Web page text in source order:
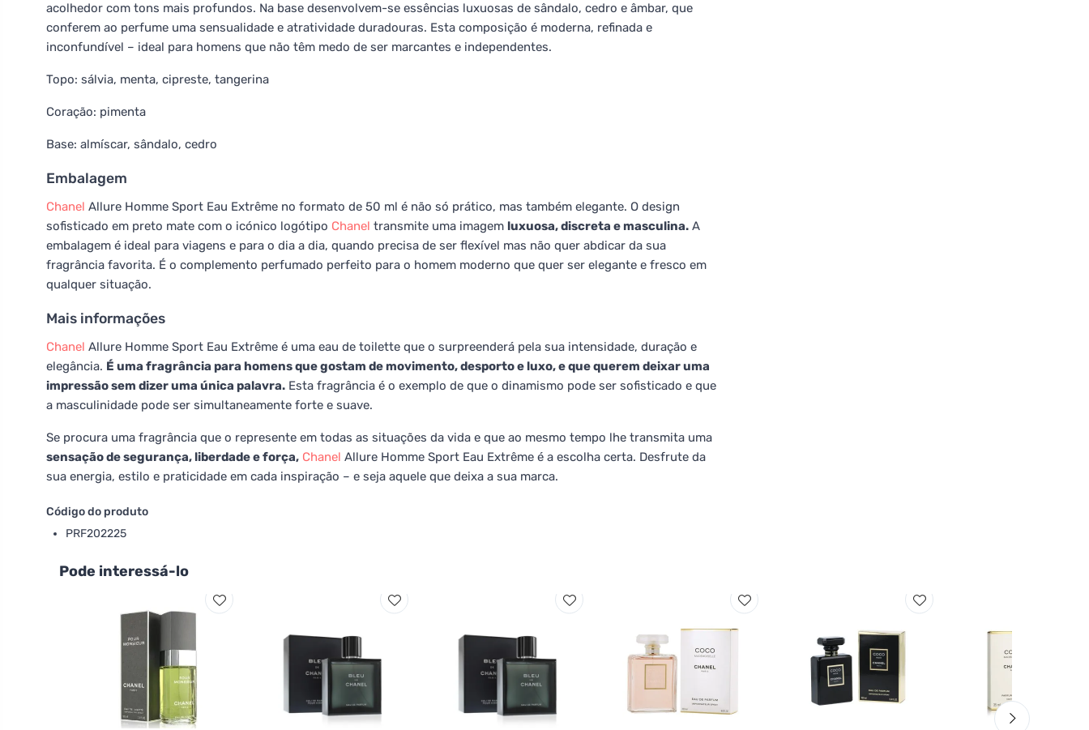
acolhedor com tons mais profundos. Na base desenvolvem-se essências luxuosas de sândalo, cedro e âmbar, que
conferem ao perfume uma sensualidade e atratividade duradouras. Esta composição é moderna, refinada e
inconfundível – ideal para homens que não têm medo de ser marcantes e independentes.
Topo: sálvia, menta, cipreste, tangerina
Coração: pimenta
Base: almíscar, sândalo, cedro
Embalagem
Chanel Allure Homme Sport Eau Extrême no formato de 50 ml é não só prático, mas também elegante. O design
sofisticado em preto mate com o icónico logótipo Chanel transmite uma imagem luxuosa, discreta e masculina. A
embalagem é ideal para viagens e para o dia a dia, quando precisa de ser flexível mas não quer abdicar da sua
fragrância favorita. É o complemento perfumado perfeito para o homem moderno que quer ser elegante e fresco em
qualquer situação.
Mais informações
Chanel Allure Homme Sport Eau Extrême é uma eau de toilette que o surpreenderá pela sua intensidade, duração e
elegância. É uma fragrância para homens que gostam de movimento, desporto e luxo, e que querem deixar uma
impressão sem dizer uma única palavra. Esta fragrância é o exemplo de que o dinamismo pode ser sofisticado e que
a masculinidade pode ser simultaneamente forte e suave.
Se procura uma fragrância que o represente em todas as situações da vida e que ao mesmo tempo lhe transmita uma
sensação de segurança, liberdade e força, Chanel Allure Homme Sport Eau Extrême é a escolha certa. Desfrute da
sua energia, estilo e praticidade em cada inspiração – e seja aquele que deixa a sua marca.
Código do produto
PRF202225
Pode interessá-lo